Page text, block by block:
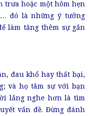
hoặc một hôm hẹn
đó là những ý tưởng
làm tăng thêm sự gắn
đau khổ hay thất bại,
và họ tâm sự với bạn
lắng nghe hơn là tìm
vấn đề. Đừng đánh